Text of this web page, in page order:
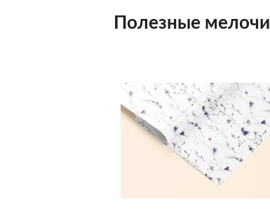
Полезные мелочи
Добавить
в список
желаний